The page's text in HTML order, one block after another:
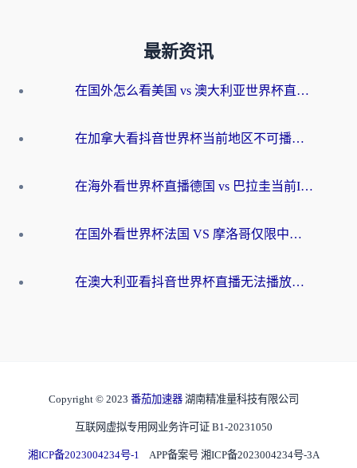
最新资讯
在国外怎么看美国 vs 澳大利亚世界杯直播？海外党必藏的中文解说观赛指南
在加拿大看抖音世界杯当前地区不可播放？海外党体育观赛终极指南
在海外看世界杯直播德国 vs 巴拉圭当前IP受限制？这篇指南帮你轻松解决地区限制
在国外看世界杯法国 VS 摩洛哥仅限中国大陆？别让地域限制拦下你的欢呼
在澳大利亚看抖音世界杯直播无法播放？海外党体育观赛终极指南来了！
Copyright © 2023 番茄加速器 湖南精准量科技有限公司
互联网虚拟专用网业务许可证 B1-20231050
湘ICP备2023004234号-1 APP备案号 湘ICP备2023004234号-3A